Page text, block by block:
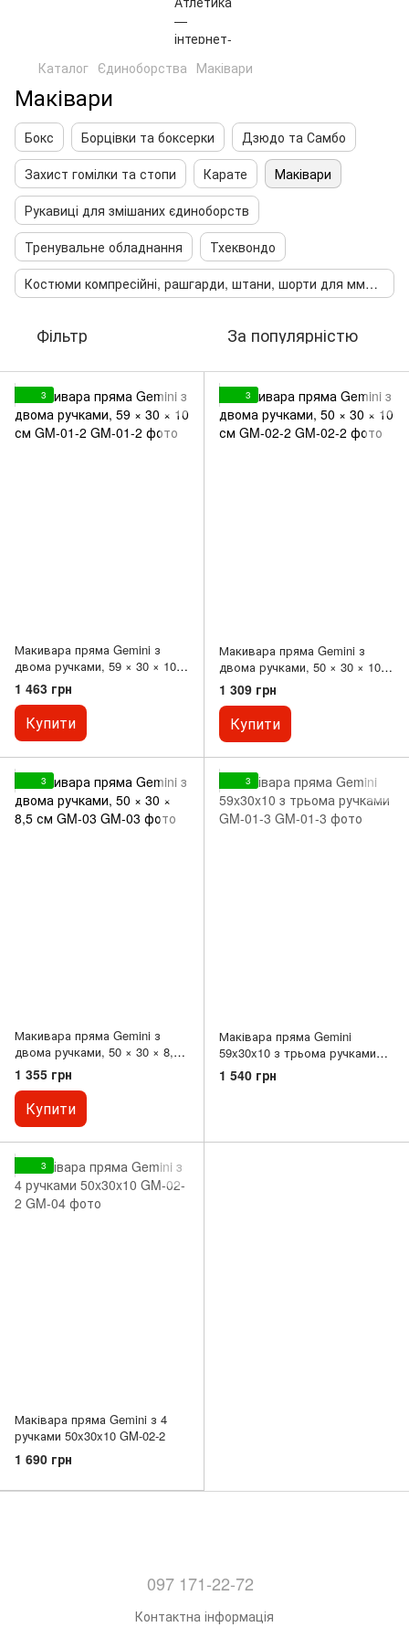
Каталог Єдиноборства Маківари
Маківари
Бокс Борцівки та боксерки
Дзюдо та Самбо
Захист гомілки та стопи
Карате
Маківари
Рукавиці для змішаних єдиноборств
Тренувальне обладнання
Тхеквондо
Костюми компресійні, рашгарди, штани, шорти для мма та змішаних єдиноборств
Фільтр За популярністю
3
Макивара пряма Gemini з
двома ручками, 59 × 30 × 10
см GM-01-2
1 463 грн
Купити
3
Макивара пряма Gemini з
двома ручками, 50 × 30 × 10
см GM-02-2
1 309 грн
Купити
3
Макивара пряма Gemini з
двома ручками, 50 × 30 × 8,5
см GM-03
1 355 грн
Купити
3
Маківара пряма Gemini
59x30x10 з трьома ручками
GM-01-3
1 540 грн
3
Маківара пряма Gemini з 4
ручками 50x30x10 GM-02-2
1 690 грн
097 171-22-72
Контактна інформація